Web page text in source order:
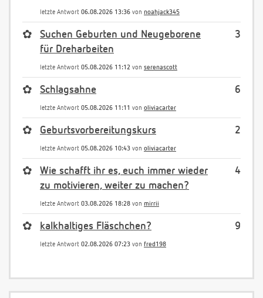
letzte Antwort 06.08.2026 13:36 von noahjack345
3
✿
Suchen Geburten und Neugeborene
für Dreharbeiten
letzte Antwort 05.08.2026 11:12 von serenascott
6
✿ Schlagsahne
letzte Antwort 05.08.2026 11:11 von oliviacarter
2
✿ Geburtsvorbereitungskurs
letzte Antwort 05.08.2026 10:43 von oliviacarter
4
✿
Wie schafft ihr es, euch immer wieder
zu motivieren, weiter zu machen?
letzte Antwort 03.08.2026 18:28 von mirrii
9
✿ kalkhaltiges Fläschchen?
letzte Antwort 02.08.2026 07:23 von fred198